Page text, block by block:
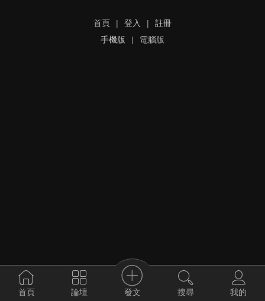
首頁 | 登入 |
註冊
手機版
| 電腦版
首頁 論壇 發文 搜尋 我的